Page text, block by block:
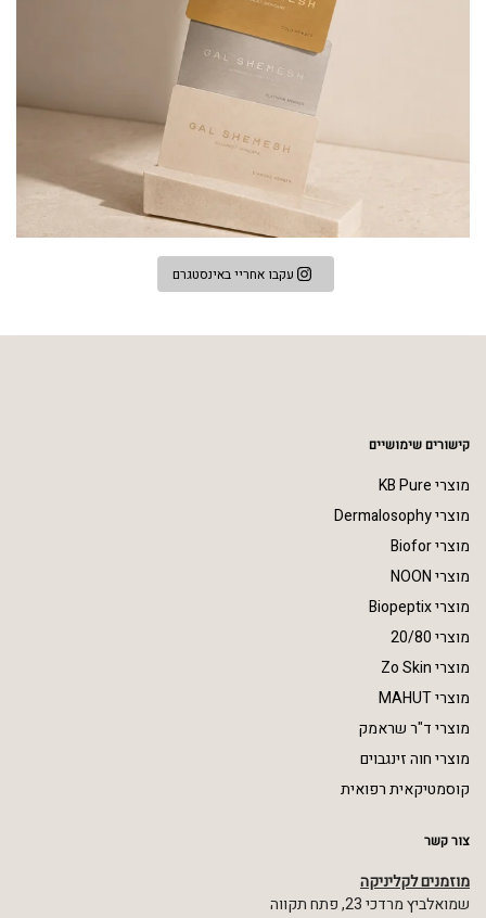
עקבו אחריי באינסטגרם
קישורים שימושיים
מוצרי KB Pure
מוצרי Dermalosophy
מוצרי Biofor
מוצרי NOON
מוצרי Biopeptix
מוצרי 20/80
מוצרי Zo Skin
מוצרי MAHUT
מוצרי ד"ר שראמק
מוצרי חוה זינגבוים
קוסמטיקאית רפואית
צור קשר
מוזמנים לקליניקה
שמואלביץ מרדכי 23, פתח תקווה